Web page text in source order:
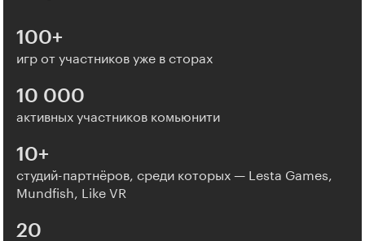
100+
игр от участников уже в сторах
10 000
активных участников комьюнити
10+
студий-партнёров, среди которых — Lesta Games,
Mundfish, Like VR
20